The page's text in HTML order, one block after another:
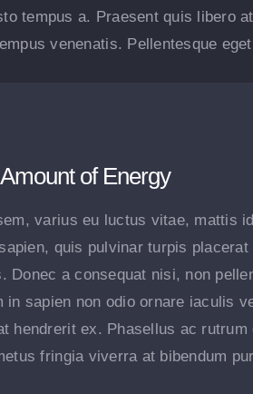
tempus a. Praesent quis libero
venenatis. Pellentesque
of Energy
varius eu luctus vitae, mattis
quis pulvinar turpis
Donec a consequat nisi, non
in sapien non odio ornare iaculis
hendrerit ex. Phasellus ac
fringia viverra at bibendum